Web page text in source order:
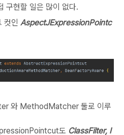
구현할 일은 많이 없다.
컷인 AspectJExpressionPointc
와 MethodMatcher 둘로 이루
도 ClassFilter, I